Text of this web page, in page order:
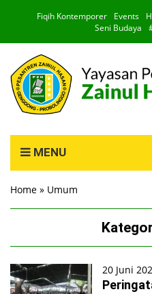
Fiqih Kontemporer Events
Seni Budaya
MENU
Home » Umum
20 Juni